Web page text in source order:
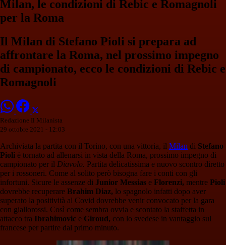
Milan, le condizioni di Rebic e Romagnoli
per la Roma
Il Milan di Stefano Pioli si prepara ad
affrontare la Roma, nel prossimo impegno
di campionato, ecco le condizioni di Rebic e
Romagnoli
Redazione Il Milanista
29 ottobre 2021 - 12:03
Archiviata la partita con il Torino, con una vittoria, il Milan di Stefano
Pioli è tornato ad allenarsi in vista della Roma, prossimo impegno di
campionato per il Diavolo. Partita delicatissima e nuovo scontro diretto
per i rossoneri. Come al solito però bisogna fare i conti con gli
infortuni. Sicure le assenze di Junior Messias e Florenzi, mentre Pioli
dovrebbe recuperare Brahim Diaz, lo spagnolo infatti dopo aver
superato la positività al Covid dovrebbe venir convocato per la gara
con giallorossi. Così come sembra ovvia e scontato la staffetta in
attacco tra Ibrahimovic e Giroud, con lo svedese in vantaggio sul
francese per partire dal primo minuto.